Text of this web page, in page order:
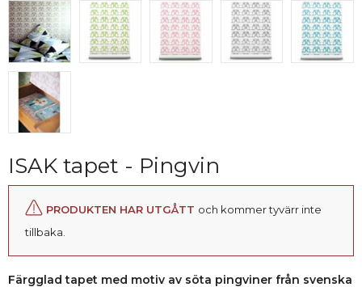
ISAK tapet - Pingvin
PRODUKTEN HAR UTGÅTT och kommer tyvärr inte
tillbaka.
Färgglad tapet med motiv av söta pingviner från svenska